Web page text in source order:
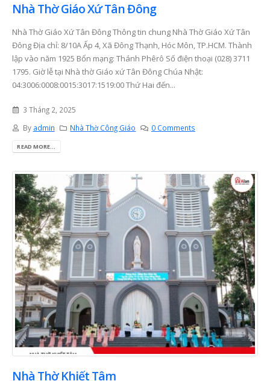
Nhà Thờ Giáo Xứ Tân Đông
Nhà Thờ Giáo Xứ Tân Đông Thông tin chung Nhà Thờ Giáo Xứ Tân
Đông Địa chỉ: 8/10A Ấp 4, Xã Đông Thạnh, Hóc Môn, TP.HCM. Thành
lập vào năm 1925 Bổn mạng: Thánh Phêrô Số điện thoại (028) 3711
1795. Giờ lễ tại Nhà thờ Giáo xứ Tân Đông Chúa Nhật:
04:3006:0008:0015:3017:1519:00 Thứ Hai đến...
3 Tháng 2, 2025
By admin Nhà Thờ Công Giáo 0 Comments
READ MORE...
Nhà Thờ Khiết Tâm
Các Mùa Phụng Vụ Trong
Năm Phụng Vụ Công
Giáo
6 Tháng 7, 2026
Bí Tích Thánh Thể –
Năm Thánh 2025 và
thông điệp hy vọng –
mở đời sống cầu
trong mỗi gia đình
giáo